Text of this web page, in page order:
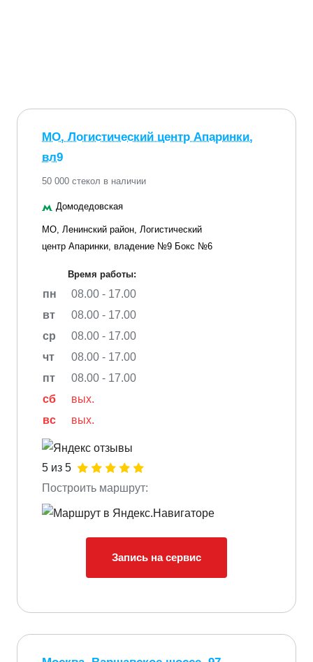
МО, Логистический центр Апаринки,
вл9
50 000 стекол в наличии
Домодедовская
МО, Ленинский район, Логистический
центр Апаринки, владение №9 Бокс №6
Время работы:
пн
08.00 - 17.00
вт
08.00 - 17.00
ср
08.00 - 17.00
чт
08.00 - 17.00
пт
08.00 - 17.00
сб
вых.
вс
вых.
5 из 5
Построить маршрут:
Запись на сервис